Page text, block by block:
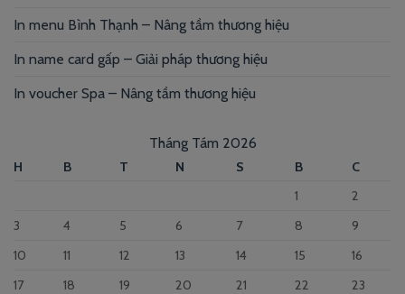
In menu Bình Thạnh – Nâng tầm thương hiệu
In name card gấp – Giải pháp thương hiệu
In voucher Spa – Nâng tầm thương hiệu
Tháng Tám 2026
H B T N S B
C
1
2
3
4 5 6 7 8
9
10
11 12 13 14 15
16
17
18 19 20 21 22
23